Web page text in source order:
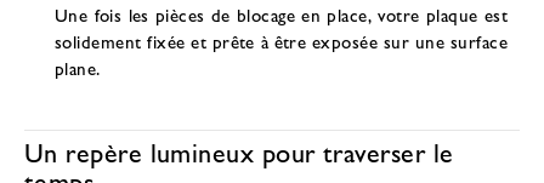
Une fois les pièces de blocage en place, votre plaque est
solidement fixée et prête à être exposée sur une surface
plane.
Un repère lumineux pour traverser le